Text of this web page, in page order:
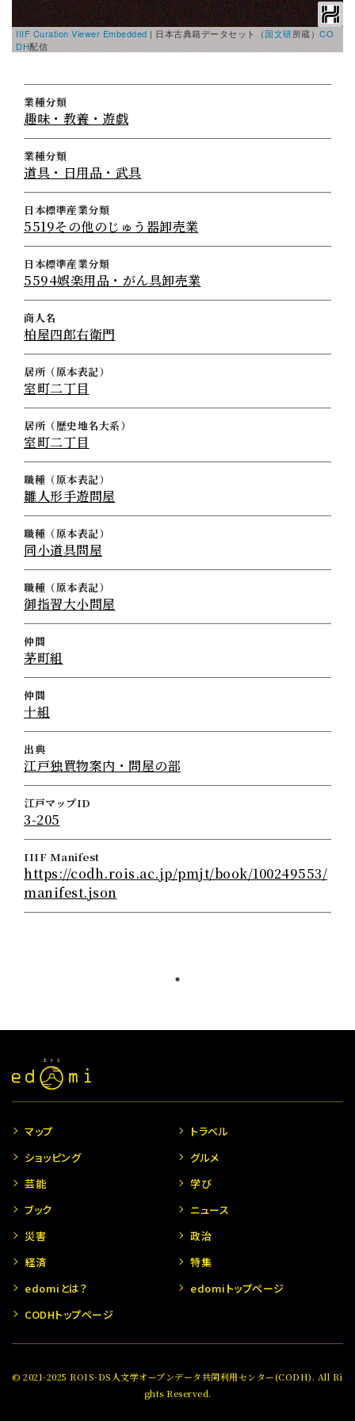
IIIF Curation Viewer Embedded | 日本古典籍データセット（国文研所蔵） CO
DH配信
業種分類
趣味・教養・遊戯
業種分類
道具・日用品・武具
日本標準産業分類
5519その他のじゅう器卸売業
日本標準産業分類
5594娯楽用品・がん具卸売業
商人名
柏屋四郎右衛門
居所（原本表記）
室町二丁目
居所（歴史地名大系）
室町二丁目
職種（原本表記）
雛人形手遊問屋
職種（原本表記）
同小道具問屋
職種（原本表記）
御指習大小問屋
仲間
茅町組
仲間
十組
出典
江戸独買物案内・問屋の部
江戸マップID
3-205
IIIF Manifest
https://codh.rois.ac.jp/pmjt/book/100249553/
manifest.json
マップ
トラベル
ショッピング
グルメ
芸能
学び
ブック
ニュース
災害
政治
経済
特集
edomiとは？
edomiトップページ
CODHトップページ
© 2021-2025 ROIS-DS人文学オープンデータ共同利用センター(CODH). All Ri
ghts Reserved.